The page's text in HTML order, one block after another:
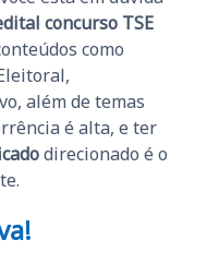
concurso TSE
como
além de temas
é alta, e ter
direcionado é o